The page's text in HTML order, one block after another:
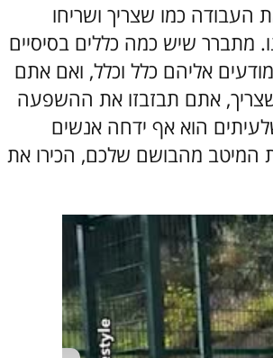
כמו שצריך ושריחו
מתברר שיש כמה כללים בסיסיים
אליהם כלל וכלל, ואם אתם
אתם תבזבזו את ההשפעה
הוא אף ידחה אנשים
המיטב מהבושם שלכם, הכירו את